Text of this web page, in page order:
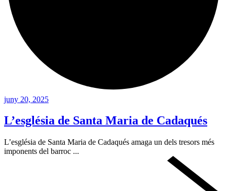
juny 20, 2025
L’església de Santa Maria de Cadaqués
L’església de Santa Maria de Cadaqués amaga un dels tresors més
imponents del barroc ...